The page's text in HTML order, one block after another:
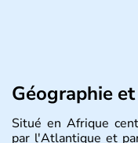
Géographie
Situé en Afrique
par l'Atlantique et